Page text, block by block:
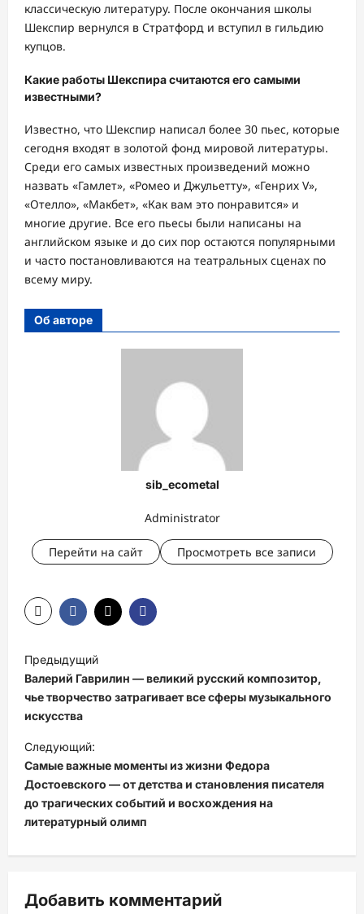
классическую литературу. После окончания школы
Шекспир вернулся в Стратфорд и вступил в гильдию
купцов.
Какие работы Шекспира считаются его самыми
известными?
Известно, что Шекспир написал более 30 пьес, которые
сегодня входят в золотой фонд мировой литературы.
Среди его самых известных произведений можно
назвать «Гамлет», «Ромео и Джульетту», «Генрих V»,
«Отелло», «Макбет», «Как вам это понравится» и
многие другие. Все его пьесы были написаны на
английском языке и до сих пор остаются популярными
и часто постановливаются на театральных сценах по
всему миру.
Об авторе
sib_ecometal
Administrator
Перейти на сайт Просмотреть все записи
Н
а
в
и
г
а
ц
и
я
а
Предыдущий
Валерий Гаврилин — великий русский композитор,
чье творчество затрагивает все сферы музыкального
искусства
Следующий:
Самые важные моменты из жизни Федора
Достоевского — от детства и становления писателя
до трагических событий и восхождения на
литературный олимп
Добавить комментарий